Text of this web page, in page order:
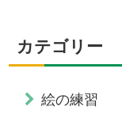
カテゴリー
絵の練習